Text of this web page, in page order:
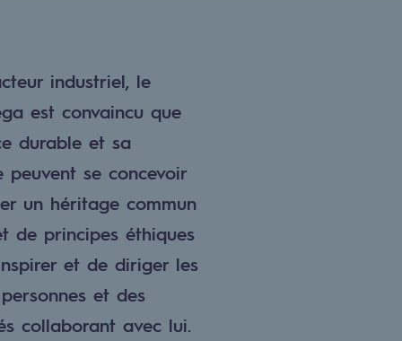
industriel, le
est convaincu que
durable et sa
peuvent se concevoir
un héritage commun
de principes éthiques
et de diriger les
et des
collaborant avec lui.